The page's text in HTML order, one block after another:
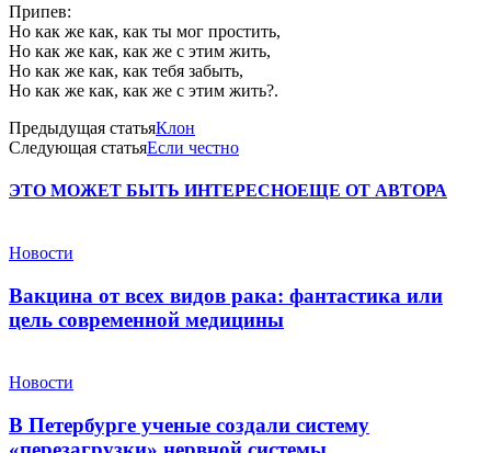
Припев:
Но как же как, как ты мог простить,
Но как же как, как же с этим жить,
Но как же как, как тебя забыть,
Но как же как, как же с этим жить?.
Предыдущая статьяКлон
Следующая статьяЕсли честно
ЭТО МОЖЕТ БЫТЬ ИНТЕРЕСНОЕЩЕ ОТ АВТОРА
Новости
Вакцина от всех видов рака: фантастика или
цель современной медицины
Новости
В Петербурге ученые создали систему